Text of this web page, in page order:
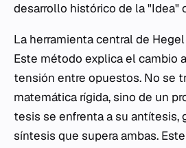
desarrollo histórico de la "Idea"
La herramienta central de
Este método explica el cambio
tensión entre opuestos. No se
matemática rígida, sino de un
tesis se enfrenta a su antítesis,
síntesis que supera ambas.